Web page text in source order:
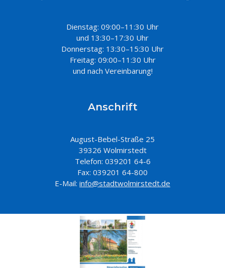
Dienstag: 09:00–11:30 Uhr
und 13:30–17:30 Uhr
Donnerstag: 13:30–15:30 Uhr
Freitag: 09:00–11:30 Uhr
und nach Vereinbarung!
Anschrift
August-Bebel-Straße 25
39326 Wolmirstedt
Telefon: 039201 64-6
Fax: 039201 64-800
E-Mail: info@stadtwolmirstedt.de